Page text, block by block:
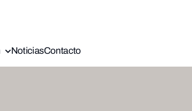
NoticiasContacto